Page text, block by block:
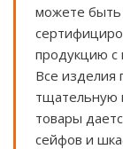
можете быть
продукцию с
Все изделия
тщательную
товары
сейфов и